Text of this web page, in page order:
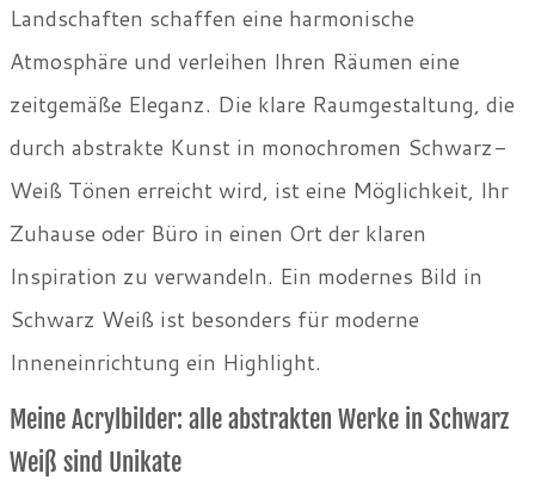
Landschaften schaffen eine harmonische
Atmosphäre und verleihen Ihren Räumen eine
zeitgemäße Eleganz. Die klare Raumgestaltung, die
durch abstrakte Kunst in monochromen Schwarz-
Weiß Tönen erreicht wird, ist eine Möglichkeit, Ihr
Zuhause oder Büro in einen Ort der klaren
Inspiration zu verwandeln. Ein modernes Bild in
Schwarz Weiß ist besonders für moderne
Inneneinrichtung ein Highlight.
Meine Acrylbilder: alle abstrakten Werke in Schwarz
Weiß sind Unikate